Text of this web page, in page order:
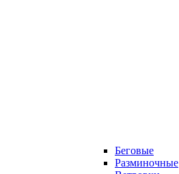
Беговые
Разминочные